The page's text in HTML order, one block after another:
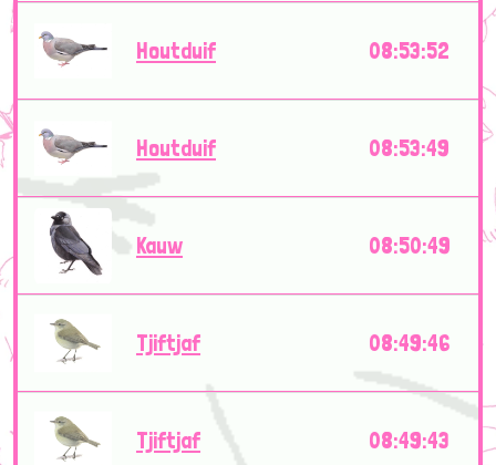
Houtduif 08:53:52
Houtduif 08:53:49
Kauw 08:50:49
Tjiftjaf 08:49:46
Tjiftjaf 08:49:43